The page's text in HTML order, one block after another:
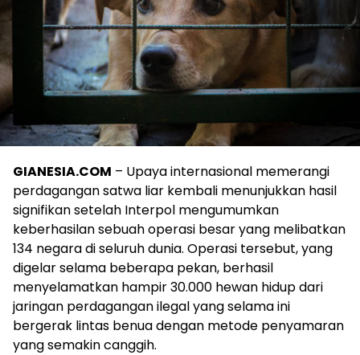
GIANESIA.COM – Upaya internasional memerangi
perdagangan satwa liar kembali menunjukkan hasil
signifikan setelah Interpol mengumumkan
keberhasilan sebuah operasi besar yang melibatkan
134 negara di seluruh dunia. Operasi tersebut, yang
digelar selama beberapa pekan, berhasil
menyelamatkan hampir 30.000 hewan hidup dari
jaringan perdagangan ilegal yang selama ini
bergerak lintas benua dengan metode penyamaran
yang semakin canggih.